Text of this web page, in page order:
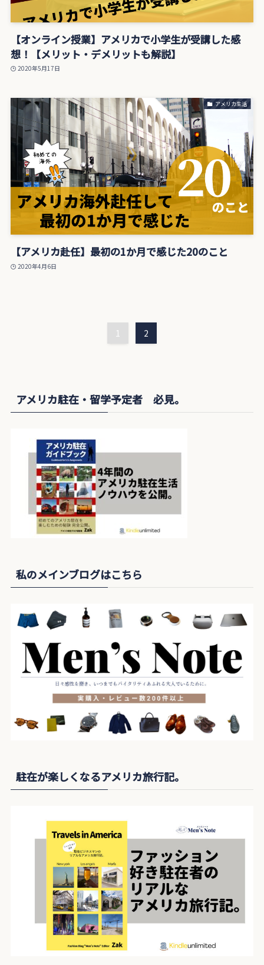
【オンライン授業】アメリカで小学生が受講した感
想！【メリット・デメリットも解説】
2020年5月17日
アメリカ生活
【アメリカ赴任】最初の1か月で感じた20のこと
2020年4月6日
1 2
アメリカ駐在・留学予定者 必見。
私のメインブログはこちら
駐在が楽しくなるアメリカ旅行記。